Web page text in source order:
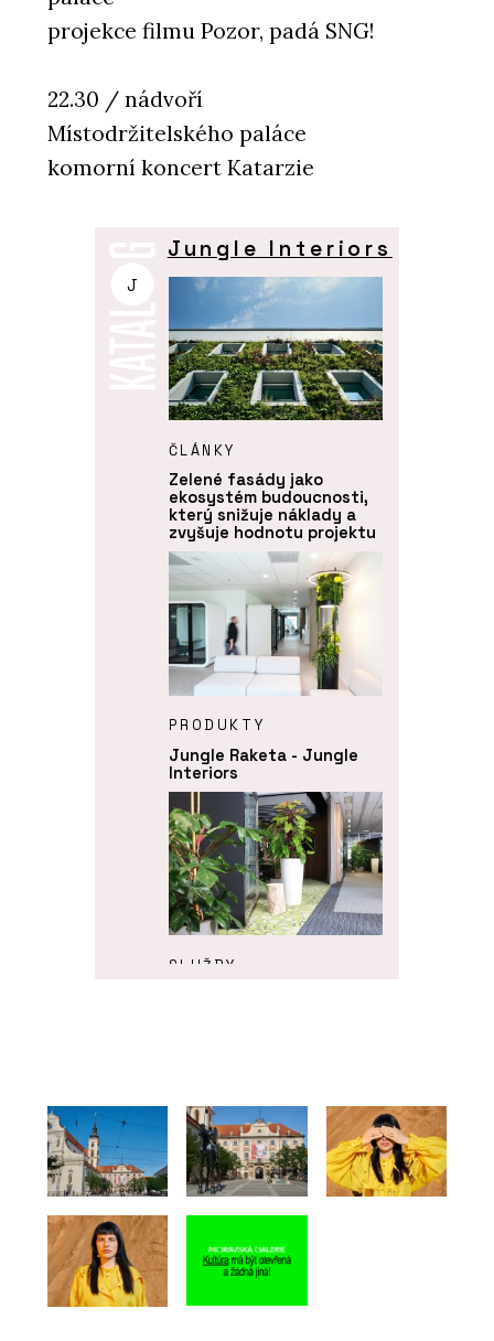
projekce filmu Pozor, padá SNG!
22.30 / nádvoří
Místodržitelského paláce
komorní koncert Katarzie
J
Jungle Interiors
ČLÁNKY
Zelené fasády jako
ekosystém budoucnosti,
který snižuje náklady a
zvyšuje hodnotu projektu
PRODUKTY
Jungle Raketa - Jungle
Interiors
SLUŽBY